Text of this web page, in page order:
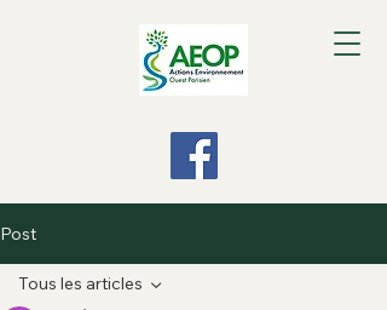
Post
Tous les articles